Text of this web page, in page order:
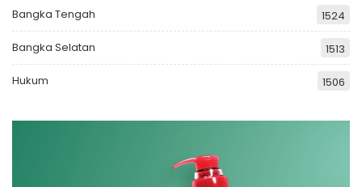
Bangka Tengah 1524
Bangka Selatan 1513
Hukum 1506